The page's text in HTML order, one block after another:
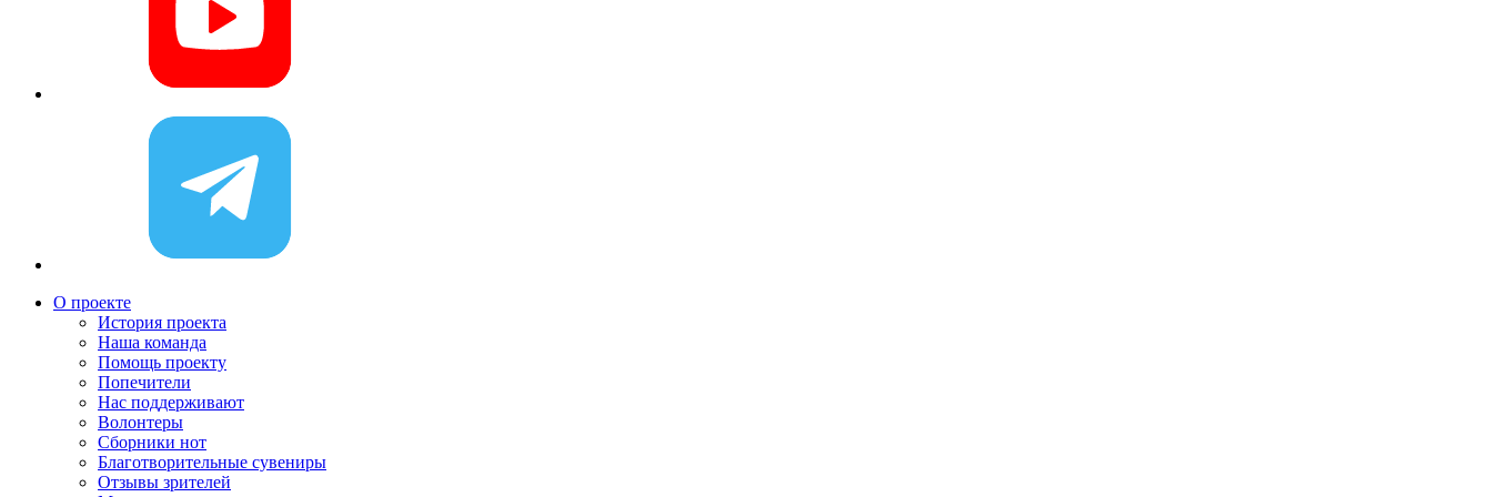
О проекте
История проекта
Наша команда
Помощь проекту
Попечители
Нас поддерживают
Волонтеры
Сборники нот
Благотворительные сувениры
Отзывы зрителей